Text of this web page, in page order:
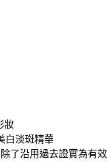
妝
白淡斑精華
了沿用過去證實為有效